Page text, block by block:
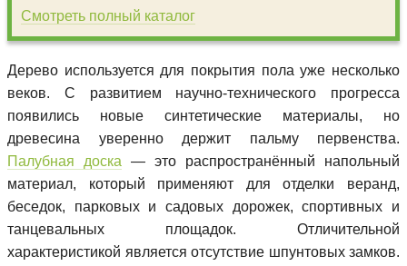
Смотреть полный каталог
Дерево используется для покрытия пола уже несколько
веков. С развитием научно-технического прогресса
появились новые синтетические материалы, но
древесина уверенно держит пальму первенства.
Палубная доска — это распространённый напольный
материал, который применяют для отделки веранд,
беседок, парковых и садовых дорожек, спортивных и
танцевальных площадок. Отличительной
характеристикой является отсутствие шпунтовых замков.